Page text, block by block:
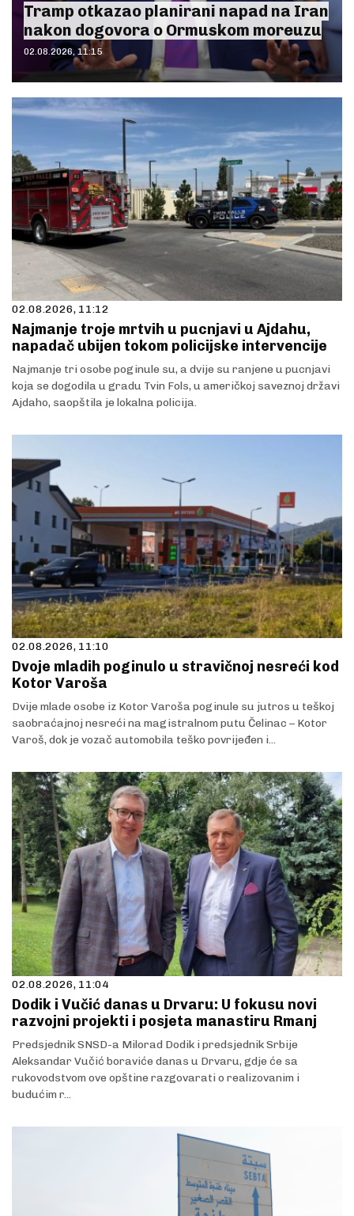
Tramp otkazao planirani napad na Iran
nakon dogovora o Ormuskom moreuzu
02.08.2026, 11:15
02.08.2026, 11:12
Najmanje troje mrtvih u pucnjavi u Ajdahu,
napadač ubijen tokom policijske intervencije
Najmanje tri osobe poginule su, a dvije su ranjene u pucnjavi
koja se dogodila u gradu Tvin Fols, u američkoj saveznoj državi
Ajdaho, saopštila je lokalna policija.
02.08.2026, 11:10
Dvoje mladih poginulo u stravičnoj nesreći kod
Kotor Varoša
Dvije mlade osobe iz Kotor Varoša poginule su jutros u teškoj
saobraćajnoj nesreći na magistralnom putu Čelinac – Kotor
Varoš, dok je vozač automobila teško povrijeđen i...
02.08.2026, 11:04
Dodik i Vučić danas u Drvaru: U fokusu novi
razvojni projekti i posjeta manastiru Rmanj
Predsjednik SNSD-a Milorad Dodik i predsjednik Srbije
Aleksandar Vučić boraviće danas u Drvaru, gdje će sa
rukovodstvom ove opštine razgovarati o realizovanim i
budućim r...